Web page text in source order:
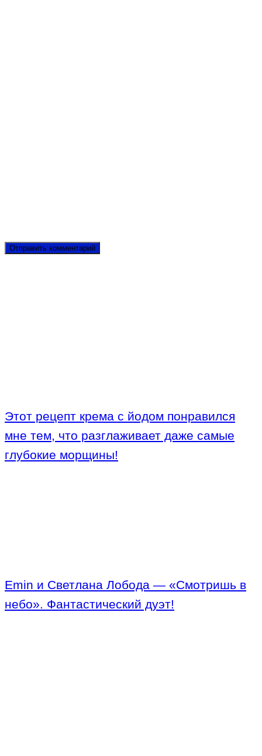
Этот рецепт крема с йодом понравился
мне тем, что разглаживает даже самые
глубокие морщины!
Emin и Светлана Лобода — «Смотришь в
небо». Фантастический дуэт!